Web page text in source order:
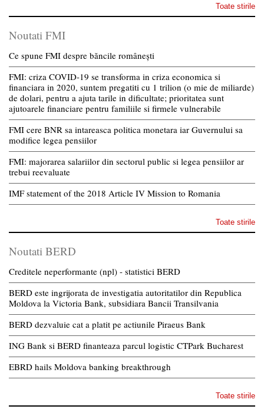
Toate stirile
Noutati FMI
Ce spune FMI despre băncile românești
FMI: criza COVID-19 se transforma in criza economica si
financiara in 2020, suntem pregatiti cu 1 trilion (o mie de miliarde)
de dolari, pentru a ajuta tarile in dificultate; prioritatea sunt
ajutoarele financiare pentru familiile si firmele vulnerabile
FMI cere BNR sa intareasca politica monetara iar Guvernului sa
modifice legea pensiilor
FMI: majorarea salariilor din sectorul public si legea pensiilor ar
trebui reevaluate
IMF statement of the 2018 Article IV Mission to Romania
Toate stirile
Noutati BERD
Creditele neperformante (npl) - statistici BERD
BERD este ingrijorata de investigatia autoritatilor din Republica
Moldova la Victoria Bank, subsidiara Bancii Transilvania
BERD dezvaluie cat a platit pe actiunile Piraeus Bank
ING Bank si BERD finanteaza parcul logistic CTPark Bucharest
EBRD hails Moldova banking breakthrough
Toate stirile